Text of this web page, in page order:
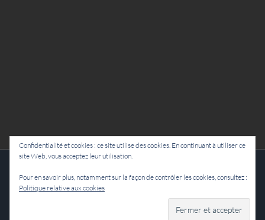
Facebook
Confidentialité et cookies : ce site utilise des cookies. En continuant à utiliser ce
site Web, vous acceptez leur utilisation.
Pour en savoir plus, notamment sur la façon de contrôler les cookies, consultez :
Politique relative aux cookies